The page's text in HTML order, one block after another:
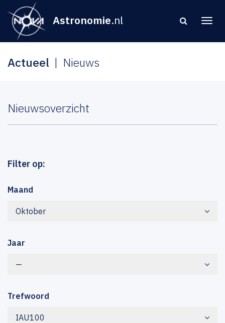
Astronomie.nl
Actueel Nieuws
Nieuwsoverzicht
Filter op:
Maand
Oktober
Jaar
—
Trefwoord
IAU100